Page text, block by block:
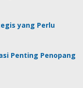
yang Perlu
Penting Penopang